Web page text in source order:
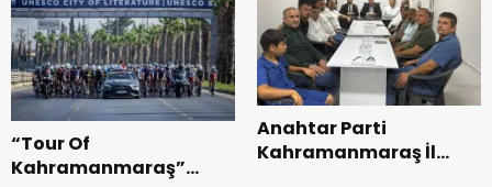
“Tour Of
Kahramanmaraş”
Anahtar Parti
Kahramanmaraş İl